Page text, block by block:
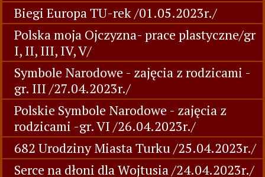
Biegi Europa TU-rek /01.05.2023r./
Polska moja Ojczyzna- prace plastyczne/gr
I, II, III, IV, V/
Symbole Narodowe - zajęcia z rodzicami -
gr. III /27.04.2023r./
Polskie Symbole Narodowe - zajęcia z
rodzicami -gr. VI /26.04.2023r./
682 Urodziny Miasta Turku /25.04.2023r./
Serce na dłoni dla Wojtusia /24.04.2023r./